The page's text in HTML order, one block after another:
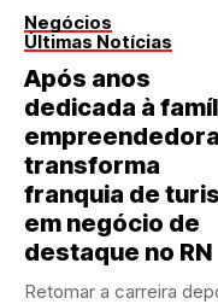
Negócios
Últimas Notícias
Após anos
dedicada à
empreendedora
transforma
franquia de
em negócio de
destaque no RN
Retomar a carreira